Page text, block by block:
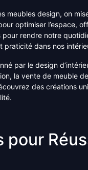
meubles design, on
optimiser l’espace,
pour rendre notre
praticité dans nos
par le design
la vente de meuble
des créations
pour